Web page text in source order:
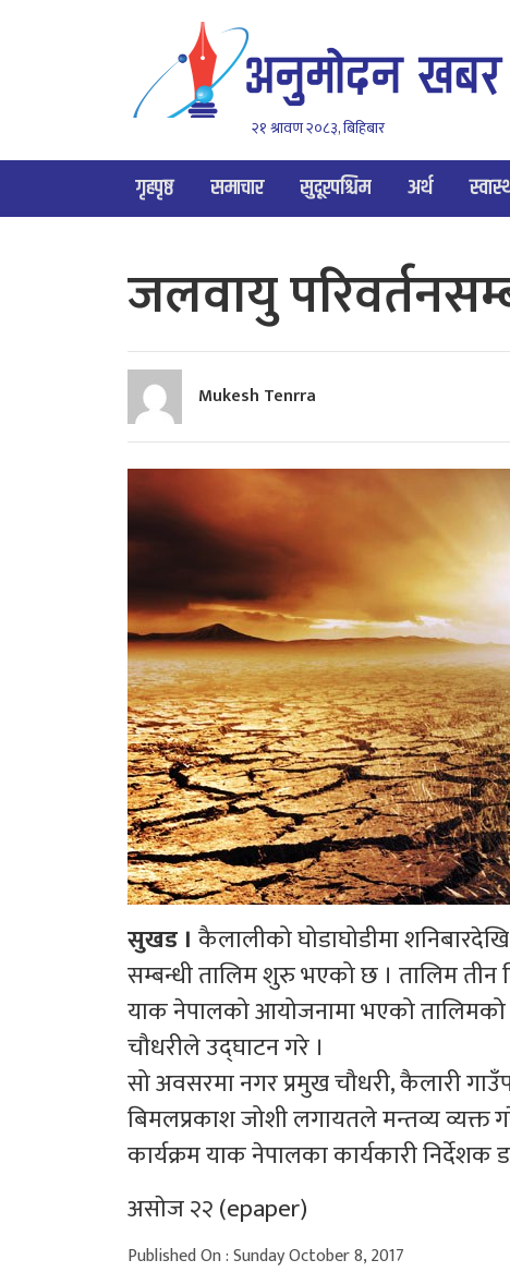
२१ श्रावण २०८३, बिहिबार
गृहपृष्ठ समाचार सुदूरपश्चिम अर्थ
जलवायु
Mukesh Tenrra
सुखड । कैलालीको घोडाघोडीमा
सम्बन्धी तालिम शुरु भएको छ । तालिम तीन
याक नेपालको आयोजनामा भएको तालिमको
चौधरीले उद्घाटन गरे ।
सो अवसरमा नगर प्रमुख चौधरी, कैलारी
बिमलप्रकाश जोशी लगायतले मन्तव्य व्यक्त
कार्यक्रम याक नेपालका कार्यकारी
असाेज २२ (epaper)
Published On : Sunday October 8, 2017